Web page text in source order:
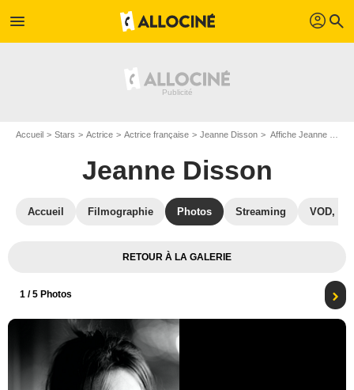
menu profil search
Accueil Stars Actrice Actrice française Jeanne Disson Affiche Jeanne Disson
Jeanne Disson
Accueil Filmographie Photos Streaming VOD,
RETOUR À LA GALERIE
1 / 5 Photos